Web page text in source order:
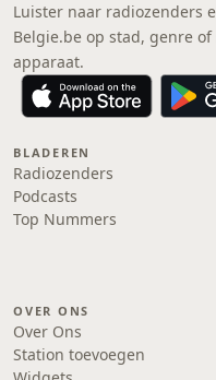
Luister naar radiozenders
Belgie.be op stad, genre
apparaat.
BLADEREN
Radiozenders
Podcasts
Top Nummers
OVER ONS
Over Ons
Station toevoegen